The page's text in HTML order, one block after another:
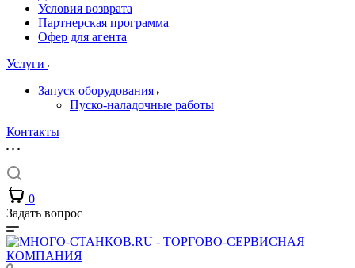
Условия возврата
Партнерская программа
Офер для агента
Услуги
Запуск оборудования
Пуско-наладочные работы
Контакты
0
Задать вопрос